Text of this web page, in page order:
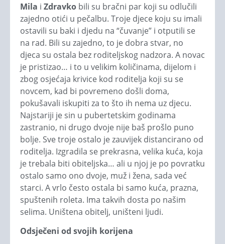
Mila i Zdravko bili su bračni par koji su odlučili
zajedno otići u pečalbu. Troje djece koju su imali
ostavili su baki i djedu na “čuvanje” i otputili se
na rad. Bili su zajedno, to je dobra stvar, no
djeca su ostala bez roditeljskog nadzora. A novac
je pristizao… i to u velikim količinama, dijelom i
zbog osjećaja krivice kod roditelja koji su se
novcem, kad bi povremeno došli doma,
pokušavali iskupiti za to što ih nema uz djecu.
Najstariji je sin u pubertetskim godinama
zastranio, ni drugo dvoje nije baš prošlo puno
bolje. Sve troje ostalo je zauvijek distancirano od
roditelja. Izgradila se prekrasna, velika kuća, koja
je trebala biti obiteljska… ali u njoj je po povratku
ostalo samo ono dvoje, muž i žena, sada već
starci. A vrlo često ostala bi samo kuća, prazna,
spuštenih roleta. Ima takvih dosta po našim
selima. Uništena obitelj, uništeni ljudi.
Odsječeni od svojih korijena